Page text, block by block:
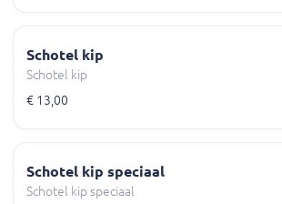
Schotel kip
Schotel kip
€ 13,00
Schotel kip speciaal
Schotel kip speciaal